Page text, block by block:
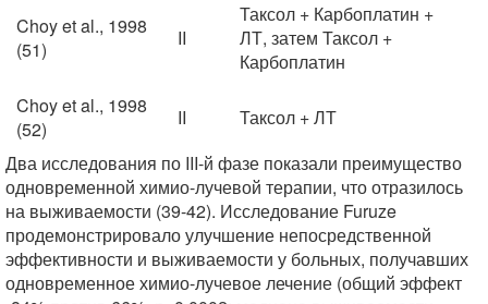
Choy et al., 1998
(51)
II
Таксол + Карбоплатин +
ЛТ, затем Таксол +
Карбоплатин
Choy et al., 1998
(52)
II
Таксол + ЛТ
Два исследования по III-й фазе показали преимущество
одновременной химио-лучевой терапии, что отразилось
на выживаемости (39-42). Исследование Furuze
продемонстрировало улучшение непосредственной
эффективности и выживаемости у больных, получавших
одновременное химио-лучевое лечение (общий эффект